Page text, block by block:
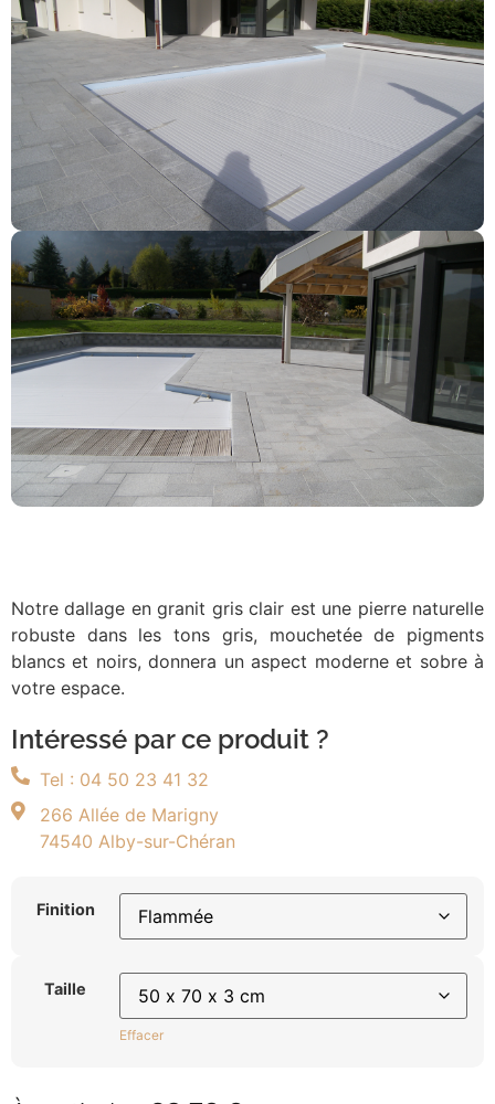
Notre dallage en granit gris clair est une pierre naturelle
robuste dans les tons gris, mouchetée de pigments
blancs et noirs, donnera un aspect moderne et sobre à
votre espace.
Intéressé par ce produit ?
Tel : 04 50 23 41 32
266 Allée de Marigny
74540 Alby-sur-Chéran
Finition
Taille
Effacer